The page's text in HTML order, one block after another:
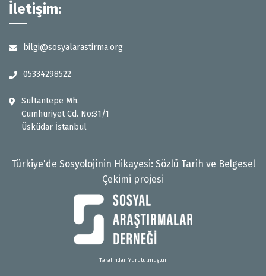
İletişim:
bilgi@sosyalarastirma.org
05334298522
Sultantepe Mh.
Cumhuriyet Cd. No:31/1
Üsküdar İstanbul
Türkiye'de Sosyolojinin Hikayesi: Sözlü Tarih ve Belgesel
Çekimi projesi
Tarafından Yürütülmüştür